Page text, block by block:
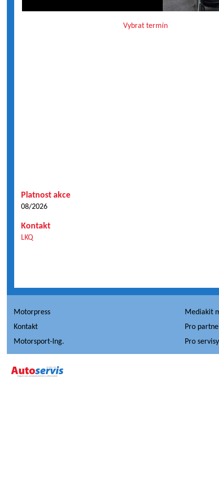
Vybrat termín
Platnost akce
08/2026
Kontakt
LKQ
Motorpress
Mediakit
Kontakt
Pro
Motorsport-Ing.
Pro servisy